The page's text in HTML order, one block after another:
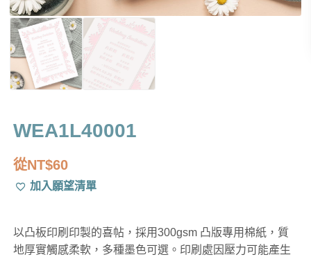
WEA1L40001
從NT$60
加入願望清單
以凸板印刷印製的喜帖，採用300gsm 凸版專用棉紙，質
地厚實觸感柔軟，多種墨色可選。印刷處因壓力可能產生